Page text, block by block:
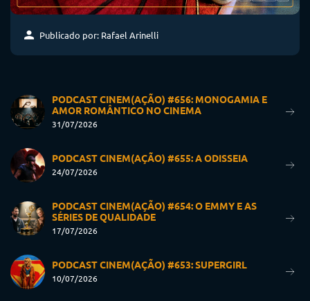
Publicado por: Rafael Arinelli
PODCAST CINEM(AÇÃO) #656: MONOGAMIA E
AMOR ROMÂNTICO NO CINEMA
31/07/2026
PODCAST CINEM(AÇÃO) #655: A ODISSEIA
24/07/2026
PODCAST CINEM(AÇÃO) #654: O EMMY E AS
SÉRIES DE QUALIDADE
17/07/2026
PODCAST CINEM(AÇÃO) #653: SUPERGIRL
10/07/2026